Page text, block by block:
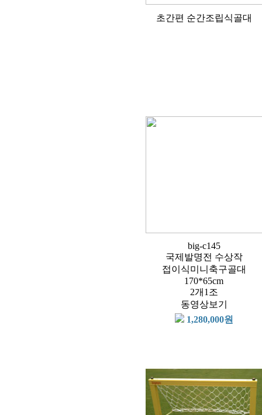
초간편 순간조립식골대
big-c145
국제발명전 수상작
접이식미니축구골대
170*65cm
2개1조
동영상보기
1,280,000원